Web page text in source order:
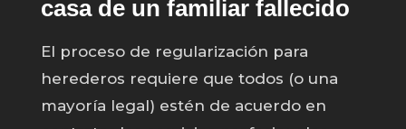
casa de un familiar fallecido
El proceso de regularización para
herederos requiere que todos (o una
mayoría legal) estén de acuerdo en